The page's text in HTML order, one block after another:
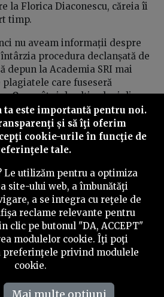
la Florica Diaconescu, căreia îi
timp.
nu aveam informații despre
procedura declanșată de
depun la Academia SRI mai
care fuseseră
, cât și de alți colegi din
instituțional precum cel din
Diaconescu, singura
SRI i-a retras titlul de doctor.
viza teza de doctorat a lui
și Regulamentului de
de Etică, Academia SRI era
deciziile verificărilor în 30 de
însă, respectat. Nu am primit
este importantă pentru noi.
și să îţi oferim
cookie-urile în funcţie de
tale.
Le utilizăm pentru a optimiza
site-ului web, a îmbunătăţi
a se integra cu reţele de
reclame relevante pentru
clic pe butonul "DA, ACCEPT"
modulelor cookie. Îţi poţi
preferinţele privind modulele
cookie.